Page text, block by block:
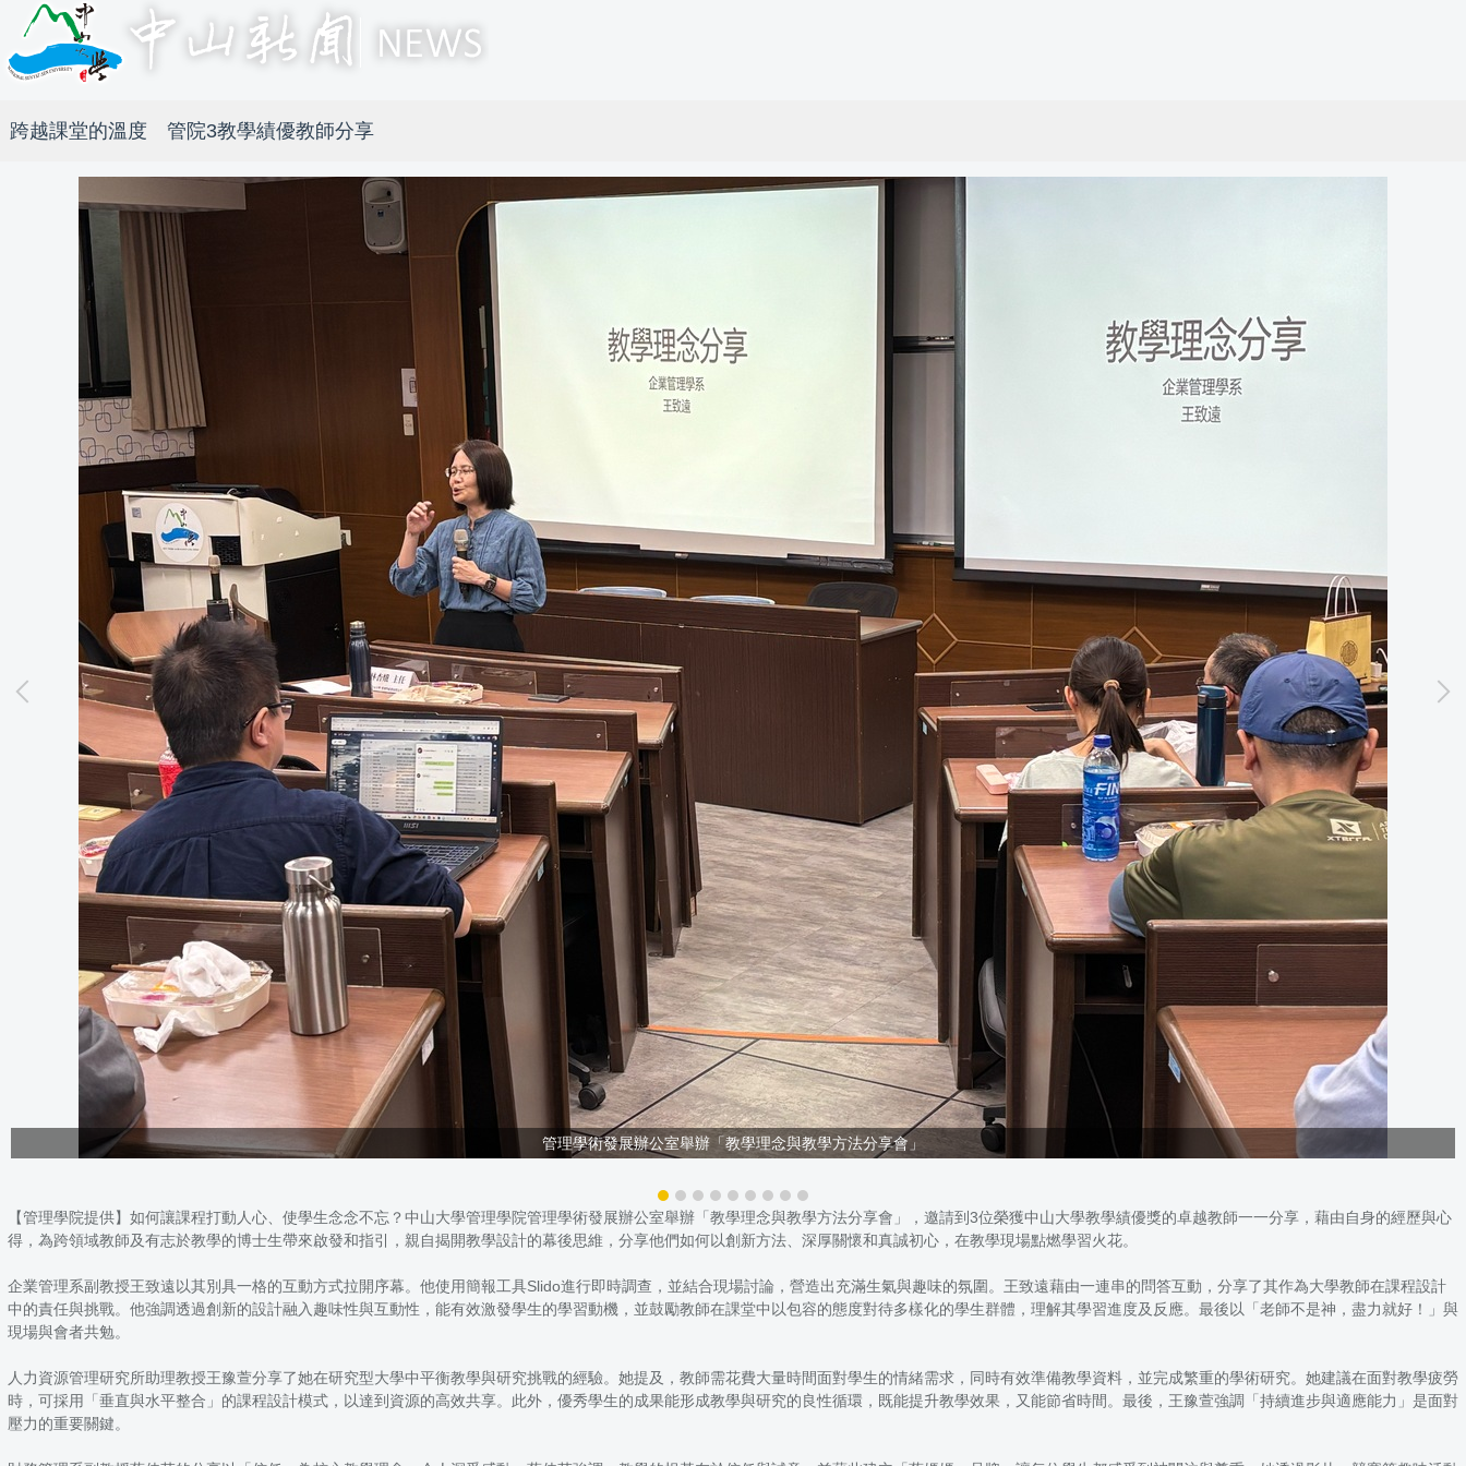
跨越課堂的溫度 管院3教學績優教師分享
管理學術發展辦公室舉辦「教學理念與教學方法分享會」
【管理學院提供】如何讓課程打動人心、使學生念念不忘？中山大學管理學院管理學術發展辦公室舉辦「教學理念與教學方法分享會」，邀請到3位榮獲中山大學教學績優獎的卓越教師一一分享，藉由自身的經歷與心
得，為跨領域教師及有志於教學的博士生帶來啟發和指引，親自揭開教學設計的幕後思維，分享他們如何以創新方法、深厚關懷和真誠初心，在教學現場點燃學習火花。
企業管理系副教授王致遠以其別具一格的互動方式拉開序幕。他使用簡報工具Slido進行即時調查，並結合現場討論，營造出充滿生氣與趣味的氛圍。王致遠藉由一連串的問答互動，分享了其作為大學教師在課程設計
中的責任與挑戰。他強調透過創新的設計融入趣味性與互動性，能有效激發學生的學習動機，並鼓勵教師在課堂中以包容的態度對待多樣化的學生群體，理解其學習進度及反應。最後以「老師不是神，盡力就好！」與
現場與會者共勉。
人力資源管理研究所助理教授王豫萱分享了她在研究型大學中平衡教學與研究挑戰的經驗。她提及，教師需花費大量時間面對學生的情緒需求，同時有效準備教學資料，並完成繁重的學術研究。她建議在面對教學疲勞
時，可採用「垂直與水平整合」的課程設計模式，以達到資源的高效共享。此外，優秀學生的成果能形成教學與研究的良性循環，既能提升教學效果，又能節省時間。最後，王豫萱強調「持續進步與適應能力」是面對
壓力的重要關鍵。